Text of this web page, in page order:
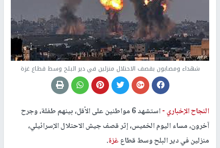
شهداء ومصابون بقصف الاحتلال منزلين في دير البلح وسط قطاع غزة
النجاح الإخباري -
استشهد 6 مواطنين على الأقل، بينهم طفلة، وجرح
آخرون، مساء اليوم الخميس، إثر قصف جيش الاحتلال الإسرائيلي،
منزلين في دير البلح وسط قطاعغزة.